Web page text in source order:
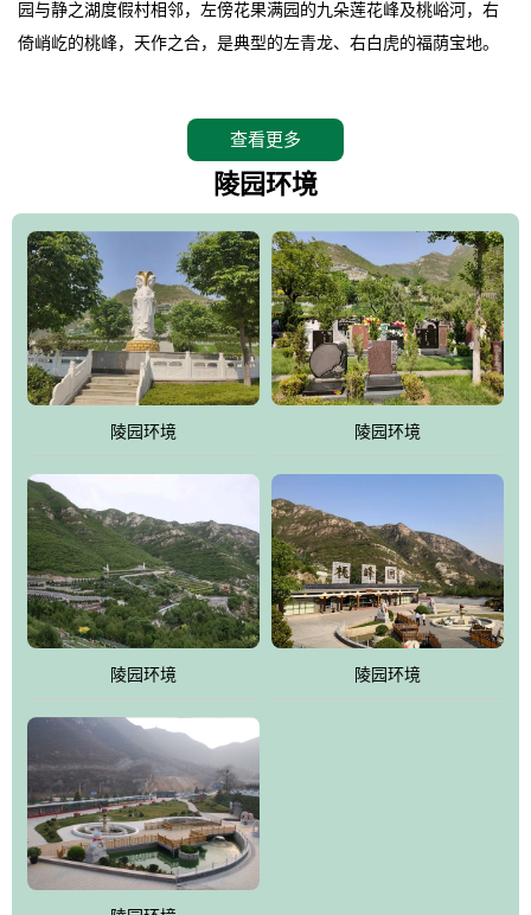
园与静之湖度假村相邻，左傍花果满园的九朵莲花峰及桃峪河，右
倚峭屹的桃峰，天作之合，是典型的左青龙、右白虎的福荫宝地。
师亲临园区指导，他认为“这里紧挨明十三陵，三面环山，坐北朝
南，地形极佳，地理位置得天独厚。”并感叹的说出了桃峰陵园是“人
生后花园，子孙福荫地”。
。
相传观音菩萨曾在九朵莲花峰上打坐品桃，并将桃核植于此谷，至
今这里的桃柿满园，故桃峰因此而得名。
。
桃峰园靠近京城，远离尘嚣，保持着相对原始的生态环境，飞鸟、
野兔、松鼠、山鸡随处可见，是人与自然和谐共处的佳境，是安息
逝者、感悟生命的圣地。
。
江河大地存忠骨，哀歌悲泪悼英灵。墓区依山就势，排列井然。福
寿苑尽展大家风范，名人在这里志铭，艺术在这里升华，军魂苑铭
刻着军人不朽的丰功伟绩，记载着将士辉煌的戎马生涯，尽显人生
个性;吉祥苑一派福禄祥和，长眠者在这里演绎着生命的永恒和再现;
如意苑尽现了逝者的宿愿和亲人们绵绵哀情及无尽孝意...
为抗日和解放战争期间流血牺牲的烈士新建一座革命烈士陵园，无
偿建墓立碑。建成后的烈士陵园将成为昌平区党员及各所学校的爱
国主义教育基地。
查看更多
陵园环境
陵园环境 陵园环境
陵园环境 陵园环境